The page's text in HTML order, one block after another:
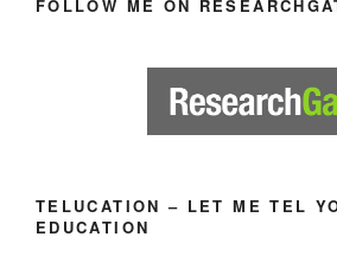
FOLLOW ME ON
TELUCATION – LET ME TEL
EDUCATION